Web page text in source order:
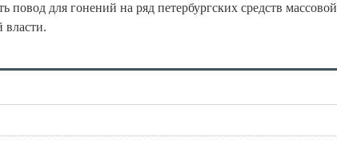
повод для гонений на ряд петербургских средств массовой